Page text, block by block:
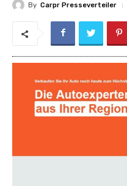
By Carpr Presseverteiler